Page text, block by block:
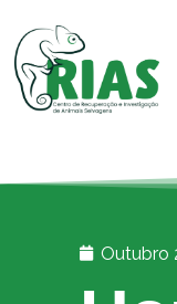
Outubro